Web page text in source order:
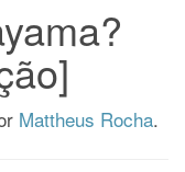
Mattheus Rocha.